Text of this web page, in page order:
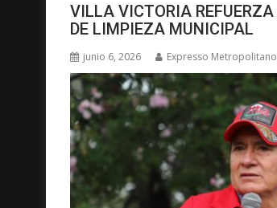
VILLA VICTORIA
DE LIMPIEZA MUNICIPAL
junio 6, 2026 Expresso Metropolitano